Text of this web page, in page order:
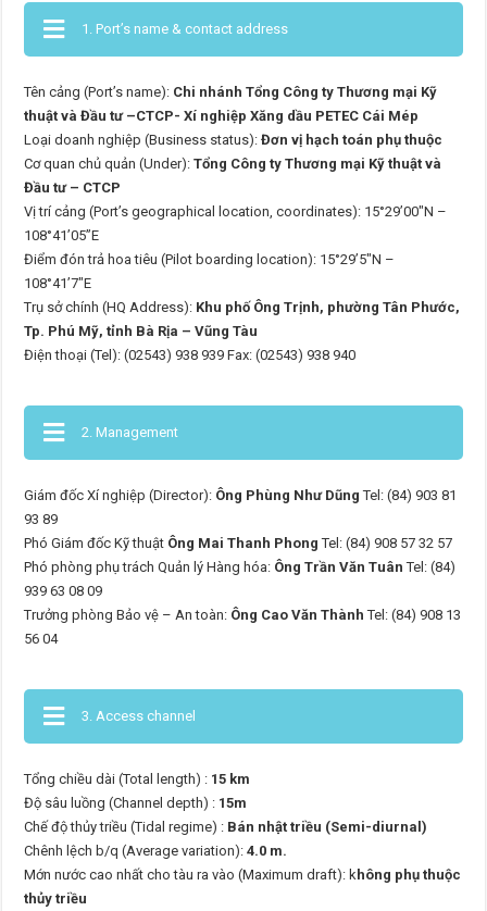
1. Port’s name & contact address
Tên cảng (Port’s name): Chi nhánh Tổng Công ty Thương mại Kỹ
thuật và Đầu tư –CTCP- Xí nghiệp Xăng dầu PETEC Cái Mép
Loại doanh nghiệp (Business status):Đơn vị hạch toán phụ thuộc
Cơ quan chủ quản (Under):Tổng Công ty Thương mại Kỹ thuật và
Đầu tư – CTCP
Vị trí cảng (Port’s geographical location, coordinates): 15°29’00″N –
108°41’05”E
Điểm đón trả hoa tiêu (Pilot boarding location): 15°29’5″N –
108°41’7″E
Trụ sở chính (HQ Address): Khu phố Ông Trịnh, phường Tân Phước,
Tp. Phú Mỹ, tỉnh Bà Rịa – Vũng Tàu
Điện thoại (Tel): (02543) 938 939 Fax: (02543) 938 940
2. Management
Giám đốc Xí nghiệp (Director): Ông Phùng Như Dũng Tel: (84) 903 81
93 89
Phó Giám đốc Kỹ thuật Ông Mai Thanh Phong Tel: (84) 908 57 32 57
Phó phòng phụ trách Quản lý Hàng hóa: Ông Trần Văn Tuân Tel: (84)
939 63 08 09
Trưởng phòng Bảo vệ – An toàn: Ông Cao Văn Thành Tel: (84) 908 13
56 04
3. Access channel
Tổng chiều dài (Total length) : 15 km
Độ sâu luồng (Channel depth) : 15m
Chế độ thủy triều (Tidal regime) : Bán nhật triều (Semi-diurnal)
Chênh lệch b/q (Average variation):4.0 m.
Mớn nước cao nhất cho tàu ra vào (Maximum draft): không phụ thuộc
thủy triều